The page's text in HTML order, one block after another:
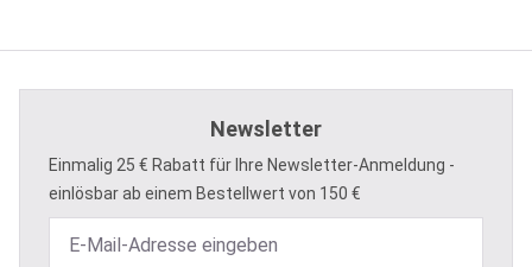
Newsletter
Einmalig 25 € Rabatt für Ihre Newsletter-Anmeldung -
einlösbar ab einem Bestellwert von 150 €